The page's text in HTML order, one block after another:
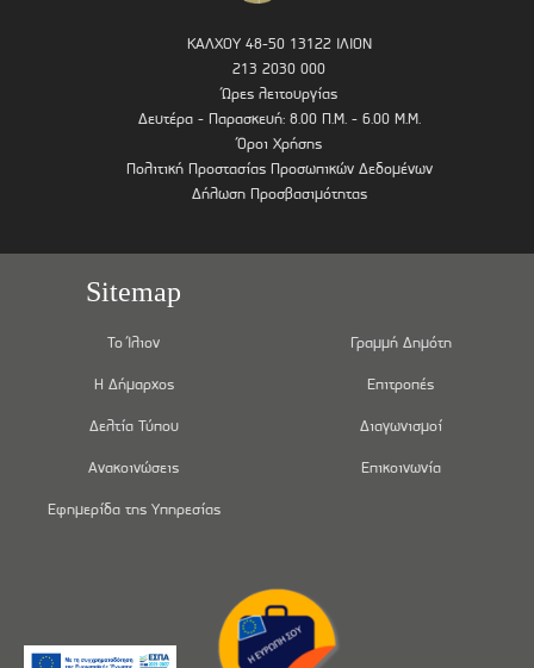
ΚΑΛΧΟΥ 48-50 13122 ΙΛΙΟΝ
213 2030 000
Ώρες λειτουργίας
Δευτέρα - Παρασκευή: 8.00 Π.Μ. - 6.00 Μ.Μ.
Όροι Χρήσης
Πολιτική Προστασίας Προσωπικών Δεδομένων
Δήλωση Προσβασιμότητας
Sitemap
Το Ίλιον
Η Δήμαρχος
Δελτία Τύπου
Ανακοινώσεις
Εφημερίδα της Υπηρεσίας
Γραμμή Δημότη
Επιτροπές
Διαγωνισμοί
Επικοινωνία